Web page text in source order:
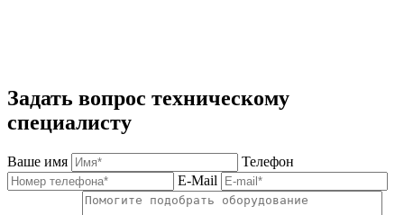
Задать вопрос техническому
специалисту
Ваше имя
Телефон
E-Mail